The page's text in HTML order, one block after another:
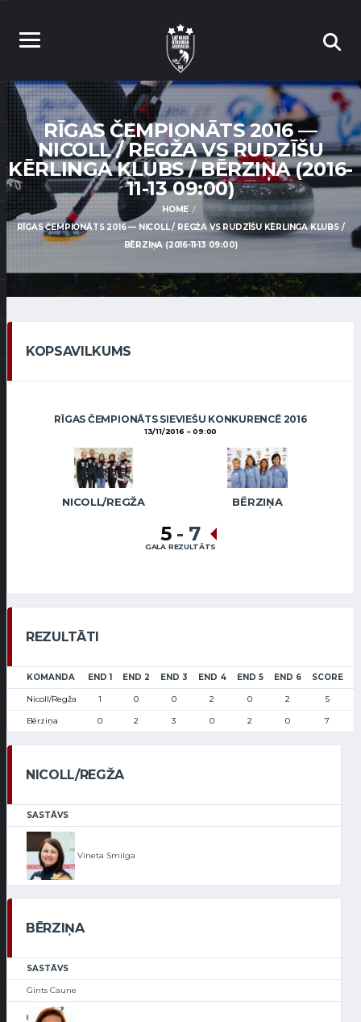
RĪGAS ČEMPIONĀTS 2016 —
NICOLL / REGŽA VS RUDZĪŠU
KĒRLINGA KLUBS / BĒRZIŅA (2016-
11-13 09:00)
HOME
RĪGAS ČEMPIONĀTS 2016 — NICOLL / REGŽA VS RUDZĪŠU KĒRLINGA KLUBS /
BĒRZIŅA (2016-11-13 09:00)
KOPSAVILKUMS
RĪGAS ČEMPIONĀTS SIEVIEŠU KONKURENCĒ 2016
13/11/2016 09:00
NICOLL/REGŽA BĒRZIŅA
5 - 7
GALA REZULTĀTS
REZULTĀTI
KOMANDA END 1 END 2 END 3 END 4 END 5 END 6 SCORE
Nicoll/Regža 1 0 0 2 0 2 5
Bērziņa 0 2 3 0 2 0 7
NICOLL/REGŽA
SASTĀVS
Vineta Smilga
BĒRZIŅA
SASTĀVS
Gints Caune